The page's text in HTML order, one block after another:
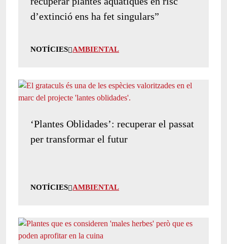
d’extinció ens ha fet singulars”
NOTÍCIES AMBIENTAL
‘Plantes Oblidades’: recuperar el passat
per transformar el futur
NOTÍCIES AMBIENTAL